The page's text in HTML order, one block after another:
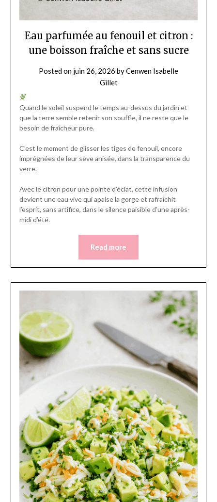
Eau parfumée au fenouil et citron :
une boisson fraîche et sans sucre
Posted on juin 26, 2026 byCenwen Isabelle
Gillet
Quand le soleil suspend le temps au-dessus du jardin et
que la terre semble retenir son souffle, il ne reste que le
besoin de fraîcheur pure.
C’est le moment de glisser les tiges de fenouil, encore
imprégnées de leur sève anisée, dans la transparence du
verre.
Avec le citron pour une pointe d’éclat, cette infusion
devient une eau vive qui apaise la gorge et rafraîchit
l’esprit, sans artifice, dans le silence paisible d’une après-
midi d’été.
Read more